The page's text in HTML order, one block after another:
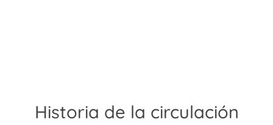
Historia de la circulación